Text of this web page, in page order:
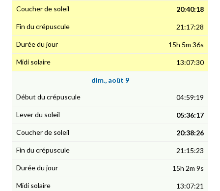
20:40:18
21:17:28
15h 5m 36s
13:07:30
dim., août 9
04:59:19
05:36:17
20:38:26
21:15:23
15h 2m 9s
13:07:21